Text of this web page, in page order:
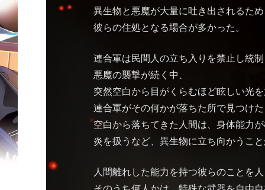
異生物と悪魔が大量に吐き出されるた
彼らの住処となる場合が多かった。
連合軍は民間人の立ち入りを禁止し統
悪魔の襲撃が続く中、
突然空白から目がくらむほど眩しい光
連合軍がその何かが落ちた所で見つけ
空白から落ちてきた人間は、身体能力
炎を扱うなど、異生物に立ち向かうこ
人間離れした能力を持つ彼らのことを